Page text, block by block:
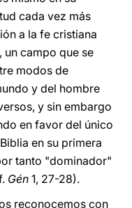
cada vez más
a la fe cristiana
un campo que se
modos de
y del hombre
y sin embargo
en favor del único
en su primera
tanto "dominador"
Gén 1, 27-28).
reconocemos con